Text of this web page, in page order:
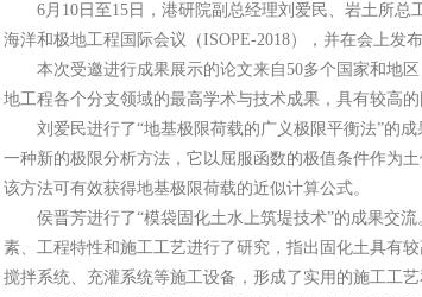
6月10日至15日，港研院副总经理刘爱民、岩土所
海洋和极地工程国际会议（ISOPE-2018），并在会上发
本次受邀进行成果展示的论文来自50多个国家和地
地工程各个分支领域的最高学术与技术成果，具有较高的
刘爱民进行了“地基极限荷载的广义极限平衡法”的
一种新的极限分析方法，它以屈服函数的极值条件作为
该方法可有效获得地基极限荷载的近似计算公式。
侯晋芳进行了“模袋固化土水上筑堤技术”的成果交
素、工程特性和施工工艺进行了研究，指出固化土具有
搅拌系统、充灌系统等施工设备，形成了实用的施工工艺